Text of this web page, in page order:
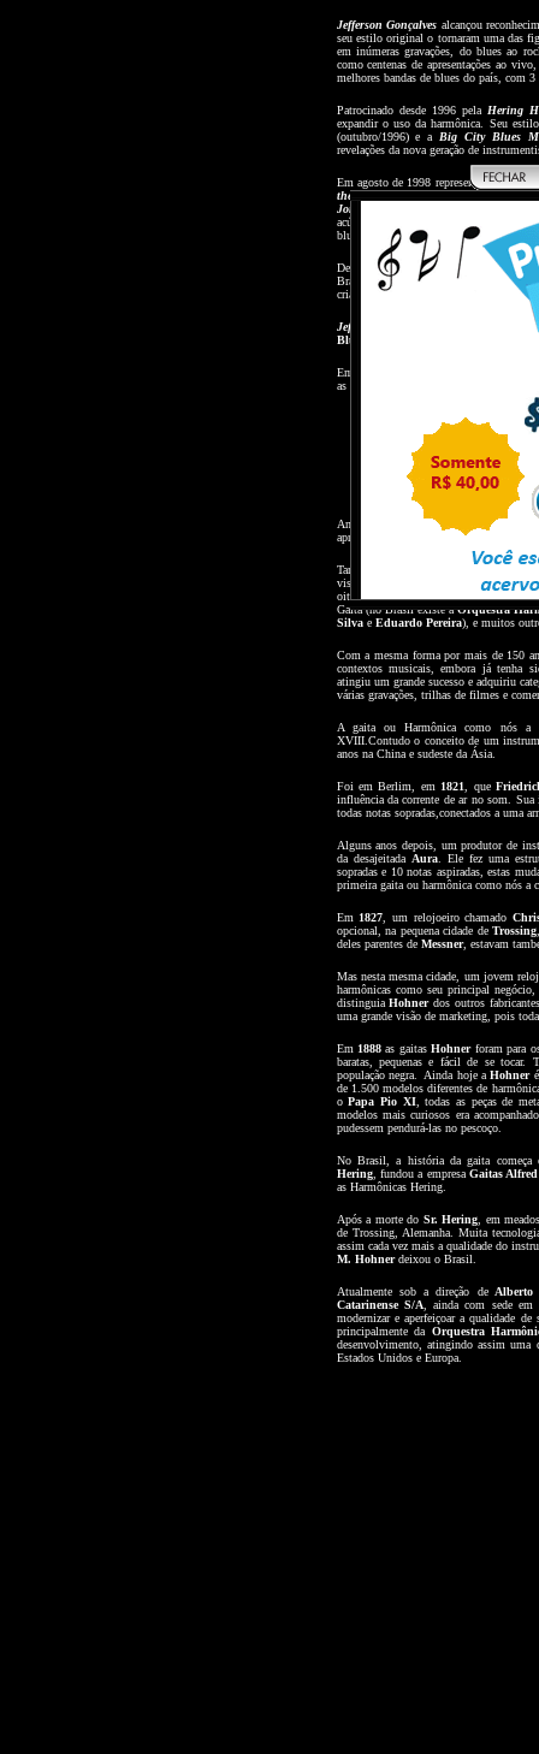
Jefferson Gonçalves alcançou
seu estilo original o tornaram uma das
em inúmeras gravações, do blues ao
como centenas de apresentações ao
melhores bandas de blues do país, com 3
Patrocinado desde 1996 pela Hering
expandir o uso da harmônica. Seu
(outubro/1996) e a Big City Blues
revelações da nova geração de
Em agosto de 1998 representou o
the Harmonica, em Detroit, EUA, onde
Jones
acústico
.. que lançou seu
blues acústico do ano.
Desde 99, Jefferson excursiona com
Brasil vinculadas ao projeto
Hering
criado em parceria com o guitarrista
Big
Jefferson
já gravou e acompanhou
Blues Boy, Peter Madcat Ruth,
Em 2002
as técnicas do instrumento.
Capítulo 1:
Antes de iniciarmos todo esse mini-
aprendendo: a Gaita Diatônica.
Tamanho nunca foi documento.
vista, um membro da grande família de
oitavas, com trêmolo, Gaitas Cromáticas
Gaita (no Brasil existe a Orquestra
Silva e Eduardo Pereira), e muitos
Com a mesma forma por mais de 150
contextos musicais, embora já tenha
atingiu um grande sucesso e adquiriu
várias gravações, trilhas de filmes e
A gaita ou Harmônica como nós a
XVIII.Contudo o conceito de um
anos na China e sudeste da Ásia.
Foi em Berlim, em 1821 , que
influência da corrente de ar no som. Sua
todas notas sopradas,conectados a uma
Alguns anos depois, um produtor de
da desajeitada Aura. Ele fez uma
sopradas e 10 notas aspiradas, estas
primeira gaita ou harmônica como nós a
Em 1827 , um relojoeiro chamado
opcional, na pequena cidade deTrossing
deles parentes de Messner, estavam
Mas nesta mesma cidade, um jovem
harmônicas como seu principal
distinguiaHohnerdos outros
uma grande visão de marketing, pois
Em 1888as gaitasHohnerforam para
baratas, pequenas e fácil de se tocar.
população negra. Ainda hoje aHohneré
de 1.500 modelos diferentes de
oPapa Pio XI, todas as peças de
modelos mais curiosos era
pudessem pendurá-las no pescoço.
No Brasil, a história da gaita
Hering, fundou a empresa Gaitas
as Harmônicas Hering.
Após a morte do Sr. Hering , em
de Trossing, Alemanha. Muita
assim cada vez mais a qualidade do
M. Hohnerdeixou o Brasil.
Atualmente sob a direção deAlberto
Catarinense S/A, ainda com sede em
modernizar e aperfeiçoar a qualidade
principalmente da Orquestra
desenvolvimento, atingindo assim uma
Estados Unidos e Europa.